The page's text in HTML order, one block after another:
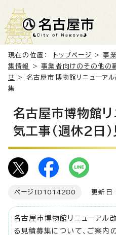
現在の位置： トップページ >事
集情報
>事業者向けのその他の
せ > 名古屋市博物館リニューア
集
名古屋市博物館
気工事（週休2日
ページID 1014280 更新日
名古屋市博物館リニューアル
る見積募集について、ご案内